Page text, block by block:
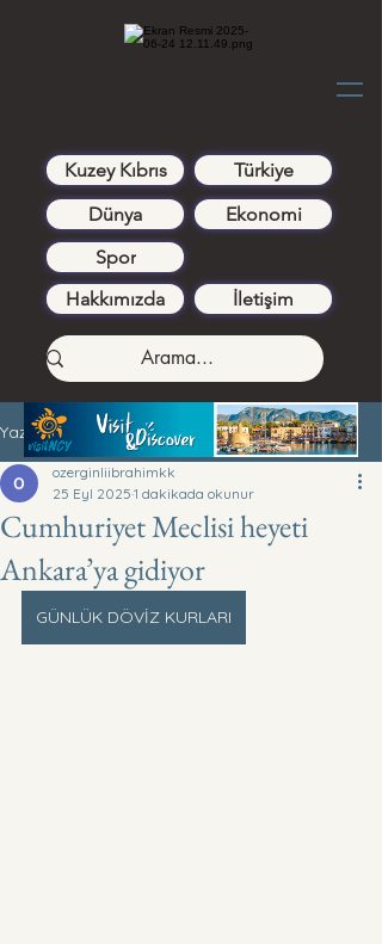
Kuzey Kıbrıs
Türkiye
Dünya
Ekonomi
Spor
Hakkımızda
İletişim
Yazı
Cumhuriyet Meclisi heyeti
Ankara’ya gidiyor
ozerginliibrahimkk
25 Eyl 2025 1 dakikada okunur
GÜNLÜK DÖVİZ KURLARI